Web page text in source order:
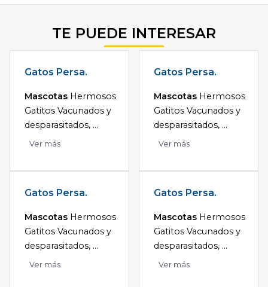
TE PUEDE INTERESAR
Gatos Persa.
Mascotas Hermosos
Gatitos Vacunados y
desparasitados, ...
Ver más
Gatos Persa.
Mascotas Hermosos
Gatitos Vacunados y
desparasitados, ...
Ver más
Gatos Persa.
Mascotas Hermosos
Gatitos Vacunados y
desparasitados, ...
Ver más
Gatos Persa.
Mascotas Hermosos
Gatitos Vacunados y
desparasitados, ...
Ver más